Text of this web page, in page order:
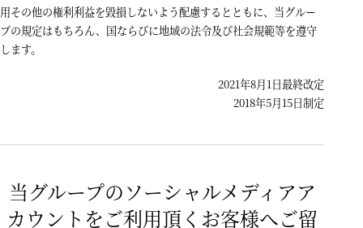
用その他の権利利益を毀損しないよう配慮するとともに、当グルー
プの規定はもちろん、国ならびに地域の法令及び社会規範等を遵守
します。
2021年8月1日最終改定
2018年5月15日制定
当グループのソーシャルメディアア
カウントをご利用頂くお客様へご留